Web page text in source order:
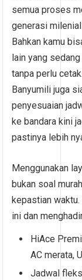
semua proses
generasi
Bahkan kamu
lain yang
tanpa perlu
Banyumili juga
penyesuaian
ke bandara kini
pastinya lebih
Menggunakan
bukan soal
kepastian
ini dan
HiAce
AC merata,
Jadwal